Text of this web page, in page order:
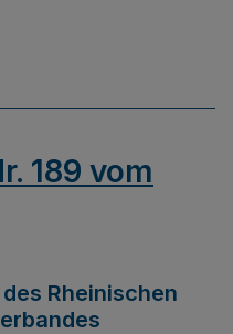
189 vom
Rheinischen